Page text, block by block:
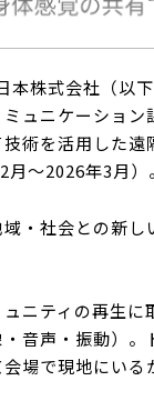
本株式会社（以下
ュニケーショ
術を活用した
月〜2026年3月）。
・社会との新
ニティの再生に
音声・振動）。
場で現地にい